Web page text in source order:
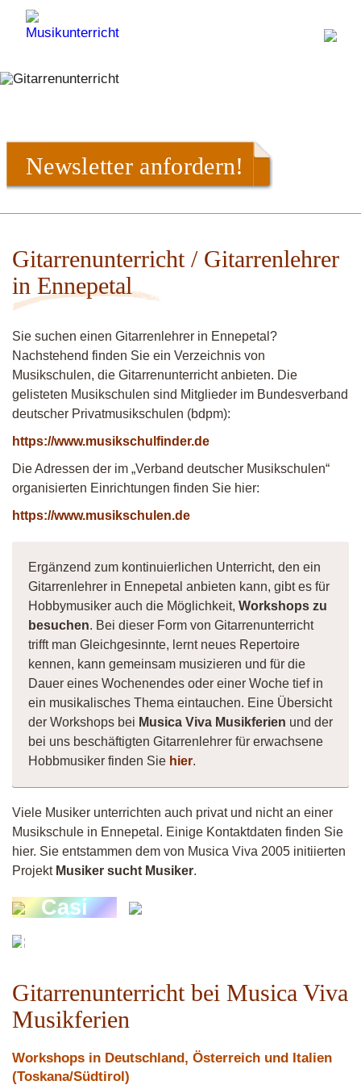
Newsletter anfordern!
Gitarrenunterricht / Gitarrenlehrer
in Ennepetal
Sie suchen einen Gitarrenlehrer in Ennepetal?
Nachstehend finden Sie ein Verzeichnis von
Musikschulen, die Gitarrenunterricht anbieten. Die
gelisteten Musikschulen sind Mitglieder im Bundesverband
deutscher Privatmusikschulen (bdpm):
https://www.musikschulfinder.de
Die Adressen der im „Verband deutscher Musikschulen“
organisierten Einrichtungen finden Sie hier:
https://www.musikschulen.de
Ergänzend zum kontinuierlichen Unterricht, den ein
Gitarrenlehrer in Ennepetal anbieten kann, gibt es für
Hobbymusiker auch die Möglichkeit, Workshops zu
besuchen. Bei dieser Form von Gitarrenunterricht
trifft man Gleichgesinnte, lernt neues Repertoire
kennen, kann gemeinsam musizieren und für die
Dauer eines Wochenendes oder einer Woche tief in
ein musikalisches Thema eintauchen. Eine Übersicht
der Workshops bei Musica Viva Musikferien und der
bei uns beschäftigten Gitarrenlehrer für erwachsene
Hobbmusiker finden Sie hier.
Viele Musiker unterrichten auch privat und nicht an einer
Musikschule in Ennepetal. Einige Kontaktdaten finden Sie
hier. Sie entstammen dem von Musica Viva 2005 initiierten
Projekt Musiker sucht Musiker.
Casi
Matthias
Gitarrenunterricht bei Musica Viva
Musikferien
Workshops in Deutschland, Österreich und Italien
(Toskana/Südtirol)